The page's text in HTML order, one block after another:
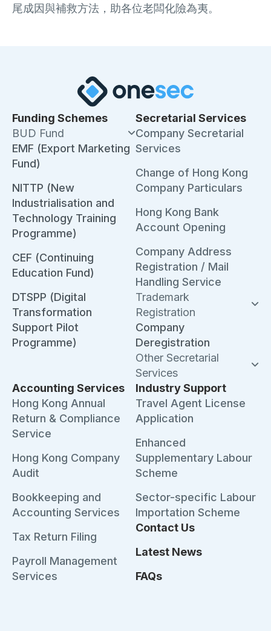
尾成因與補救方法，助各位老闆化險為夷。
Funding Schemes
BUD Fund
EMF (Export Marketing
Fund)
NITTP (New
Industrialisation and
Technology Training
Programme)
CEF (Continuing
Education Fund)
DTSPP (Digital
Transformation
Support Pilot
Programme)
Secretarial Services
Company Secretarial
Services
Change of Hong Kong
Company Particulars
Hong Kong Bank
Account Opening
Company Address
Registration / Mail
Handling Service
Trademark
Registration
Company
Deregistration
Other Secretarial
Services
Accounting Services
Hong Kong Annual
Return & Compliance
Service
Hong Kong Company
Audit
Bookkeeping and
Accounting Services
Tax Return Filing
Payroll Management
Services
Industry Support
Travel Agent License
Application
Enhanced
Supplementary Labour
Scheme
Sector-specific Labour
Importation Scheme
Contact Us
Latest News
FAQs